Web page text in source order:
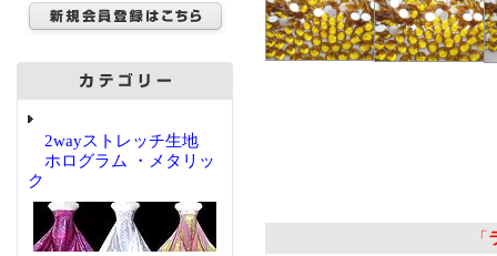
2wayストレッチ生地
ホログラム ・メタリッ
ク